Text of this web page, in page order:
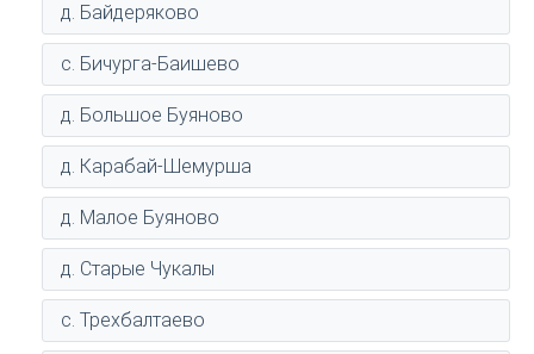
д. Байдеряково
с. Бичурга-Баишево
д. Большое Буяново
д. Карабай-Шемурша
д. Малое Буяново
д. Старые Чукалы
с. Трехбалтаево